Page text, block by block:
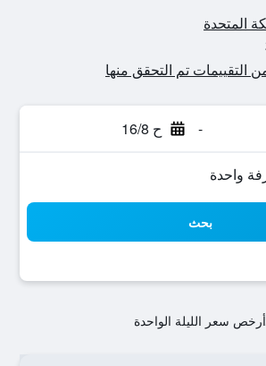
المتحدة
- ح 16/8
بحث
أرخص سعر الليلة الواحدة